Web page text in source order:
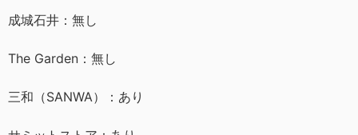
成城石井：無し
The Garden：無し
三和（SANWA）：あり